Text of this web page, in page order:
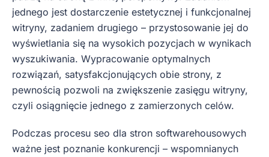
jednego jest dostarczenie estetycznej i funkcjonalnej
witryny, zadaniem drugiego – przystosowanie jej do
wyświetlania się na wysokich pozycjach w wynikach
wyszukiwania. Wypracowanie optymalnych
rozwiązań, satysfakcjonujących obie strony, z
pewnością pozwoli na zwiększenie zasięgu witryny,
czyli osiągnięcie jednego z zamierzonych celów.
Podczas procesu seo dla stron softwarehousowych
ważne jest poznanie konkurencji – wspomnianych